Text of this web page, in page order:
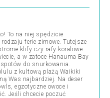
To na niej spędzicie
ferie zimowe. Tutejsze
klify czy rafy koralowe
a w zatoce Hanauma Bay
do snurkowania.
z kultową plażą Waikiki
Was najbardziej. Na deser
egzotyczne owoce i
Jeśli chcecie poczuć